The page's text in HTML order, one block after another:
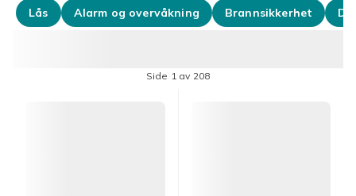
Lås Alarm og overvåkning Brannsikkerhet
Side 1 av 208